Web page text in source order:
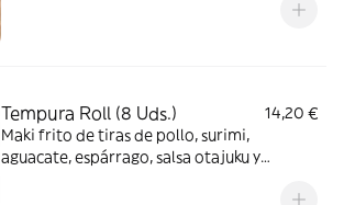
Tempura Roll (8 Uds.)
14,20 €
Maki frito de tiras de pollo, surimi,
aguacate, espárrago, salsa otajuku y